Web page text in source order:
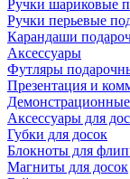
Ручки шариковые
Ручки перьевые
Карандаши
Аксессуары
Футляры
Презентация и
Аксессуары для
Губки для досок
Блокноты для
Магниты для досок